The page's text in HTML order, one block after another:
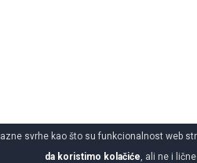
svrhe kao što su funkcionalnost
da koristimo kolačiće , ali ne i